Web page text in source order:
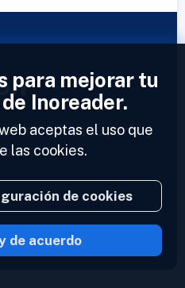
Introduce tu perfil y
para mejorar tu
Inoreader.
aceptas el uso que
las cookies.
de cookies
de acuerdo